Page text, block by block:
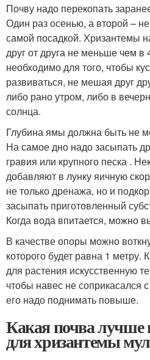
Почву надо перекопать
Один раз осенью, а второй –
самой посадкой. Хризантемы
друг от друга не меньше чем в
необходимо для того, чтобы
развиваться, не мешая друг
либо рано утром, либо в
солнца.
Глубина ямы должна быть не
На самое дно надо засыпать
гравия или крупного песка .
добавляют в лунку яичную
не только дренажа, но и
засыпать приготовленный
Когда вода впитается, можно
В качестве опоры можно
которого будет равна 1 метру.
для растения искусственную
чтобы навес не соприкасался
его надо поднимать повыше.
Какая почва лучше
для хризантемы